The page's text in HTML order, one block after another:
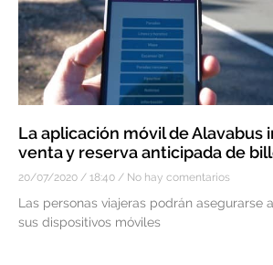
La aplicación móvil de Alavabus
venta y reserva anticipada de
20/07/2020 18:40 No hay comentarios
Las personas viajeras podrán asegurarse
sus dispositivos móviles